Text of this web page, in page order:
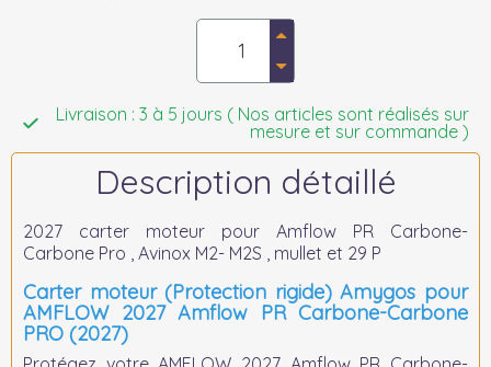
Livraison : 3 à 5 jours ( Nos articles sont réalisés sur
mesure et sur commande )
Description détaillé
2027 carter moteur pour Amflow PR Carbone-
Carbone Pro , Avinox M2- M2S , mullet et 29 P
Carter moteur (Protection rigide) Amygos pour
AMFLOW 2027 Amflow PR Carbone-Carbone
PRO (2027)